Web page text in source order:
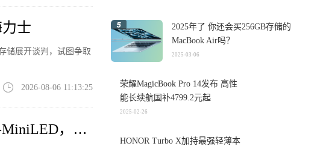
士
储展开谈判，试图争取
2026-08-06 11:13:25
，
2025年了 你还会买256GB存储的
MacBook Air吗？
2025-03-06
荣耀MagicBook Pro 14发布 高性
能长续航国补4799.2元起
2025-02-26
HONOR Turbo X加持最强轻薄本